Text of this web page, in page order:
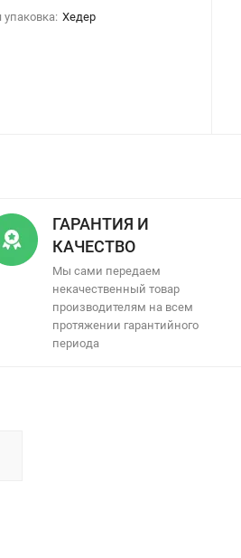
Хедер
ГАРАНТИЯ И
КАЧЕСТВО
Мы сами передаем
некачественный товар
производителям на всем
протяжении гарантийного
периода